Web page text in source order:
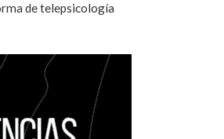
de telepsicología